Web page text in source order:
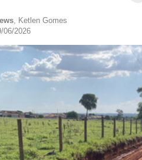
, Ketlen Gomes
06/2026